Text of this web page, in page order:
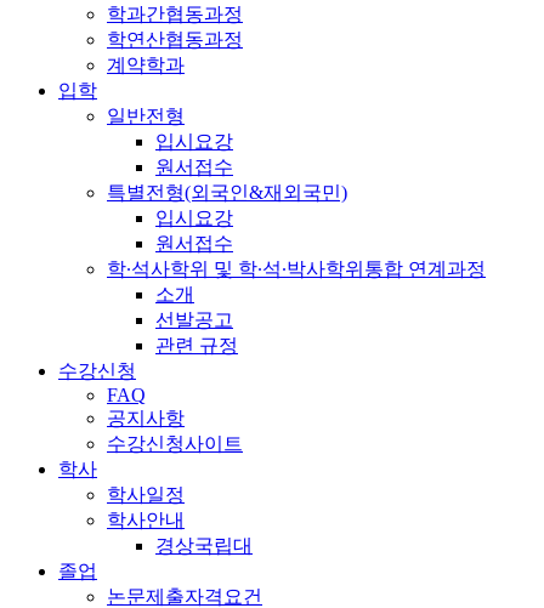
학과간협동과정
학연산협동과정
계약학과
입학
일반전형
입시요강
원서접수
특별전형(외국인&재외국민)
입시요강
원서접수
학·석사학위 및 학·석·박사학위통합 연계과정
소개
선발공고
관련 규정
수강신청
FAQ
공지사항
수강신청사이트
학사
학사일정
학사안내
경상국립대
졸업
논문제출자격요건